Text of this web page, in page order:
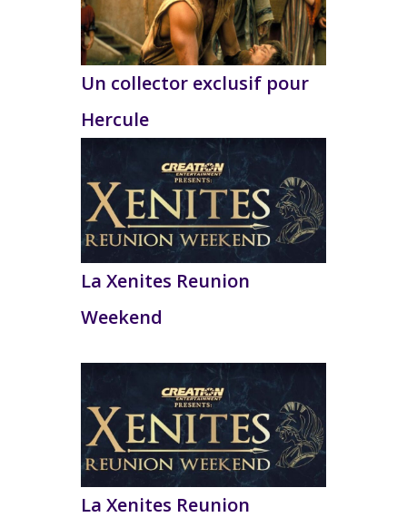
Un collector exclusif pour
Hercule
La Xenites Reunion
Weekend
La Xenites Reunion